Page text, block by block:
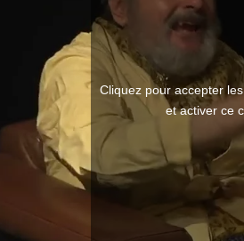
Cliquez pour accepter
et activer ce